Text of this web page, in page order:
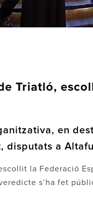
Triatló,
en
disputats a
la Federació
s’ha fet